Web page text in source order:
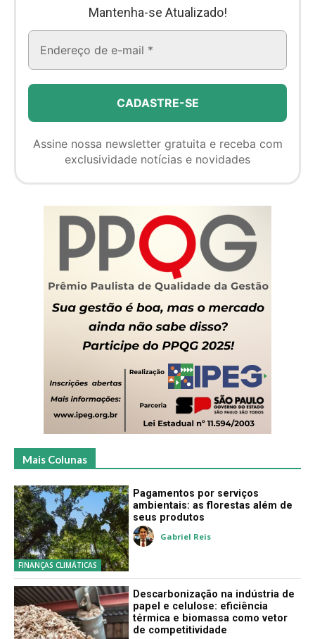
Mantenha-se Atualizado!
Assine nossa newsletter gratuita e receba com
exclusividade notícias e novidades
Mais Colunas
FINANÇAS CLIMÁTICAS
Pagamentos por serviços
ambientais: as florestas além de
seus produtos
Gabriel Reis
Descarbonização na indústria de
papel e celulose: eficiência
térmica e biomassa como vetor
de competitividade